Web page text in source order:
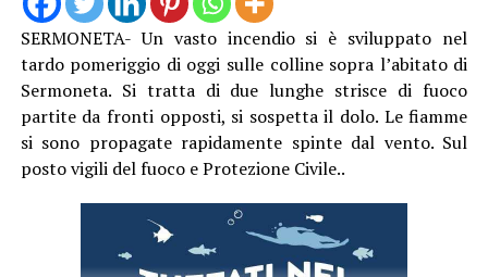
SERMONETA- Un vasto incendio si è sviluppato nel
tardo pomeriggio di oggi sulle colline sopra l’abitato di
Sermoneta. Si tratta di due lunghe strisce di fuoco
partite da fronti opposti, si sospetta il dolo. Le fiamme
si sono propagate rapidamente spinte dal vento. Sul
posto vigili del fuoco e Protezione Civile..